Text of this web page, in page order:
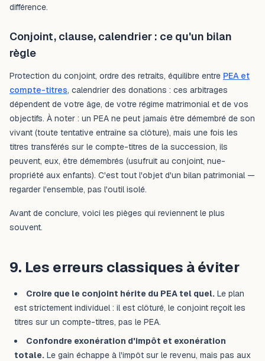
différence.
Conjoint, clause, calendrier : ce qu'un bilan
règle
Protection du conjoint, ordre des retraits, équilibre entre PEA et
compte-titres, calendrier des donations : ces arbitrages
dépendent de votre âge, de votre régime matrimonial et de vos
objectifs. À noter : un PEA ne peut jamais être démembré de son
vivant (toute tentative entraîne sa clôture), mais une fois les
titres transférés sur le compte-titres de la succession, ils
peuvent, eux, être démembrés (usufruit au conjoint, nue-
propriété aux enfants). C'est tout l'objet d'un bilan patrimonial —
regarder l'ensemble, pas l'outil isolé.
Avant de conclure, voici les pièges qui reviennent le plus
souvent.
9. Les erreurs classiques à éviter
Croire que le conjoint hérite du PEA tel quel. Le plan
est strictement individuel : il est clôturé, le conjoint reçoit les
titres sur un compte-titres, pas le PEA.
Confondre exonération d'impôt et exonération
totale. Le gain échappe à l'impôt sur le revenu, mais pas aux